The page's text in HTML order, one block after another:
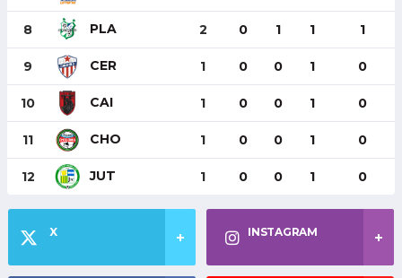
8 PLA 2 0 1 1 1
9 CER 1 0 0 1 0
10 CAI 1 0 0 1 0
11 CHO 1 0 0 1 0
12 JUT 1 0 0 1 0
X INSTAGRAM